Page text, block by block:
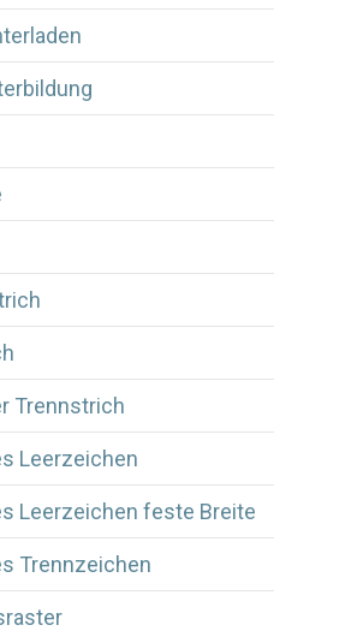
Trennstrich
Leerzeichen
Leerzeichen feste Breite
Trennzeichen